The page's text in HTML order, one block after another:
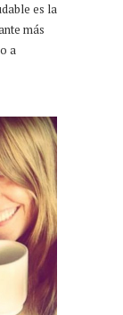
es la
más
a